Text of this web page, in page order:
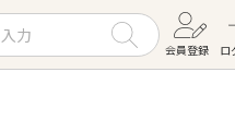
会員登録 ロ